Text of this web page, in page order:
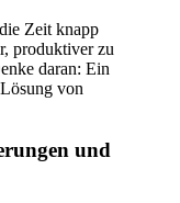
Zeit knapp
produktiver zu
daran: Ein
von
und